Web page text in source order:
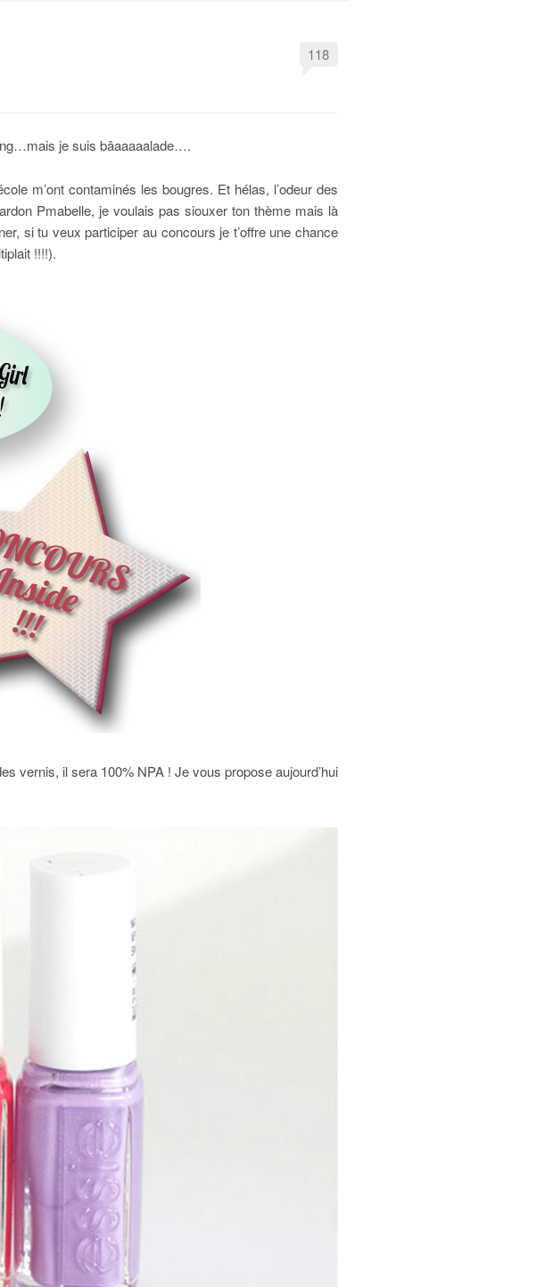
118
je suis bâaaaaalade….
m’ont contaminés les bougres. Et hélas, l’odeur des
Pmabelle, je voulais pas siouxer ton thème mais là
si tu veux participer au concours je t’offre une chance
!!!!).
vernis, il sera 100% NPA ! Je vous propose aujourd’hui